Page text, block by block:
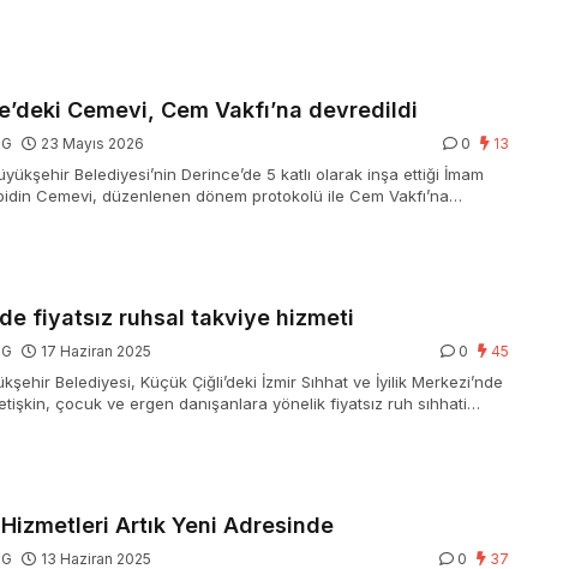
Cemevi, Cem Vakfı’na devredildi
23 Mayıs 2026 0 13
Belediyesi’nin Derince’de 5 katlı olarak inşa ettiği İmam
Cemevi, düzenlenen dönem protokolü ile Cem Vakfı’na
fiyatsız ruhsal takviye hizmeti
17 Haziran 2025 0 45
Belediyesi, Küçük Çiğli’deki İzmir Sıhhat ve İyilik Merkezi’nde
çocuk ve ergen danışanlara yönelik fiyatsız ruh sıhhati
Hizmetleri Artık Yeni Adresinde
13 Haziran 2025 0 37